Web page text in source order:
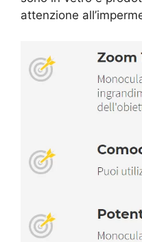
attenzione